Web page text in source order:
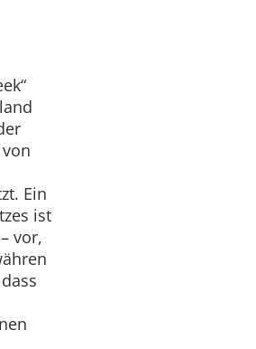
Ein
ist
vor,